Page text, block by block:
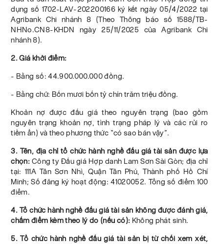
dụng số 1702-LAV-202200166 ký kết ngày 05/4/2022 tại
Agribank Chi nhánh 8 (Theo Thông báo số 1588/TB-
NHNo.CN8-KHDN ngày 25/11/2025 của Agribank Chi
nhánh 8).
2. Giá khởi điểm:
- Bằng số: 44.900.000.000 đồng.
- Bằng chữ: Bốn mươi bốn tỷ chín trăm triệu đồng.
Khoản nợ được đấu giá theo nguyên trạng (bao gồm
nguyên trạng khoản nợ, tình trạng pháp lý và các rủi ro
tiềm ẩn) và theo phương thức “có sao bán vậy”.
3. Tên, địa chỉ tổ chức hành nghề đấu giá tài sản được lựa
chọn: Công ty Đấu giá Hợp danh Lam Sơn Sài Gòn; địa chỉ
tại: 111A Tân Sơn Nhì, Quận Tân Phú, Thành phố Hồ Chí
Minh; Số đăng ký hoạt động: 41020052. Tổng số điểm 100
điểm.
4. Tổ chức hành nghề đấu giá tài sản không được đánh giá,
chấm điểm kèm theo lý do (nếu có): Không phát sinh.
5. Tổ chức hành nghề đấu giá tài sản bị từ chối xem xét,